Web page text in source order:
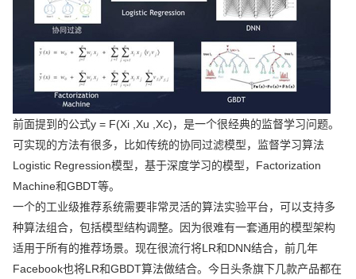
前面提到的公式y = F(Xi ,Xu ,Xc)，是一个很经典的监督学习问题。
可实现的方法有很多，比如传统的协同过滤模型，监督学习算法
Logistic Regression模型，基于深度学习的模型，Factorization
Machine和GBDT等。
一个的工业级推荐系统需要非常灵活的算法实验平台，可以支持多
种算法组合，包括模型结构调整。因为很难有一套通用的模型架构
适用于所有的推荐场景。现在很流行将LR和DNN结合，前几年
Facebook也将LR和GBDT算法做结合。今日头条旗下几款产品都在